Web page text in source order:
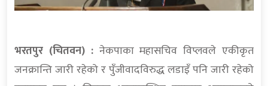
भरतपुर (चितवन) :नेकपाका महासचिव विप्लवले एकीकृत
जनक्रान्ति जारी रहेको र पुँजीवादविरुद्ध लडाइँ पनि जारी रहेको